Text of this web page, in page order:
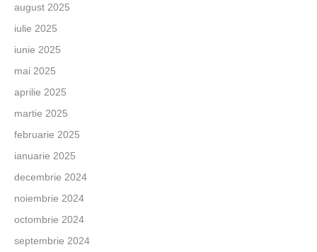
august 2025
iulie 2025
iunie 2025
mai 2025
aprilie 2025
martie 2025
februarie 2025
ianuarie 2025
decembrie 2024
noiembrie 2024
octombrie 2024
septembrie 2024